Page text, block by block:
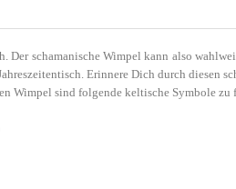
schamanische Wimpel kann also
Erinnere Dich durch diesen
Wimpel sind folgende keltische Symbole zu